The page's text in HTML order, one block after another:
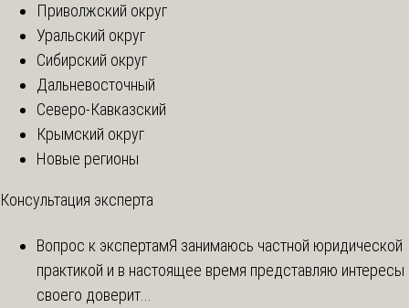
Приволжский округ
Уральский округ
Сибирский округ
Дальневосточный
Северо-Кавказский
Крымский округ
Новые регионы
Консультация эксперта
Вопрос к экспертамЯ занимаюсь частной юридической
практикой и в настоящее время представляю интересы
своего доверит...